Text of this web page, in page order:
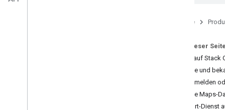
Startseite
Auf dieser Seite
Frage auf Stack
Vorfälle und
Fehler melden
Falsche Maps-
Support-Dienst